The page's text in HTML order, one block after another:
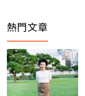
熱門文章